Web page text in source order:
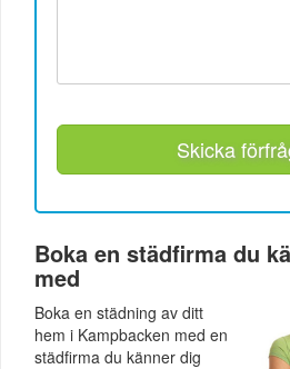
Skicka
Boka en städfirma du
med
Boka en städning av ditt
hem i Kampbacken med en
städfirma du känner dig